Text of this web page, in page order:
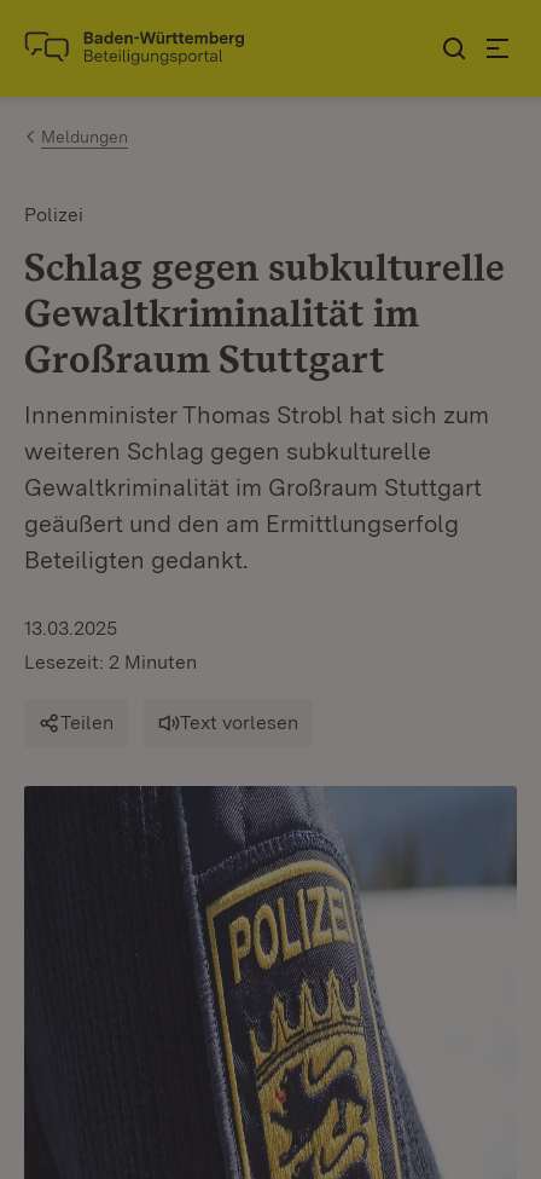
Zum Inhalt springen
Link zur Startseite
Meldungen
Polizei
Schlag gegen subkulturelle
Gewaltkriminalität im
Großraum Stuttgart
Innenminister Thomas Strobl hat sich zum
weiteren Schlag gegen subkulturelle
Gewaltkriminalität im Großraum Stuttgart
geäußert und den am Ermittlungserfolg
Beteiligten gedankt.
13.03.2025
Lesezeit: 2 Minuten
Teilen Text vorlesen